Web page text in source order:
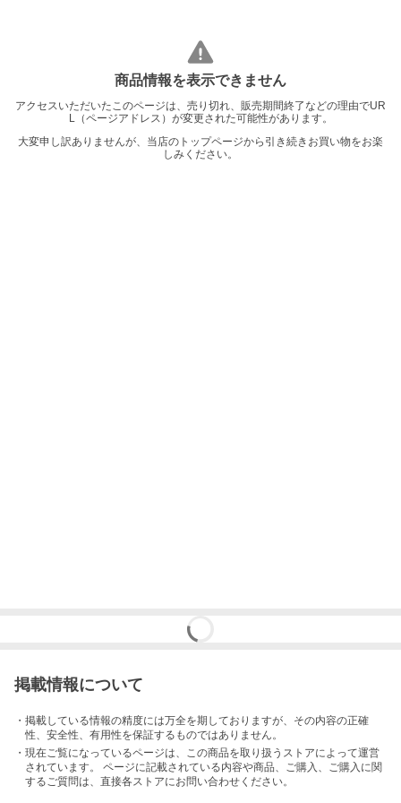
商品情報を表示できません
アクセスいただいたこのページは、売り切れ、販売期間終了などの理由でUR
L（ページアドレス）が変更された可能性があります。
大変申し訳ありませんが、当店のトップページから引き続きお買い物をお楽
しみください。
掲載情報について
・掲載している情報の精度には万全を期しておりますが、その内容の正確
性、安全性、有用性を保証するものではありません。
・現在ご覧になっているページは、この商品を取り扱うストアによって運営
されています。 ページに記載されている内容や商品、ご購入 、ご購入に関
するご質問は、直接各ストアにお問い合わせください。